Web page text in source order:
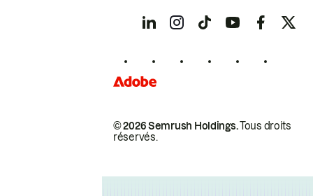
© 2026 Semrush Holdings.Tous droits
réservés.